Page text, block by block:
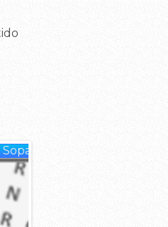
Sopa de letras #55